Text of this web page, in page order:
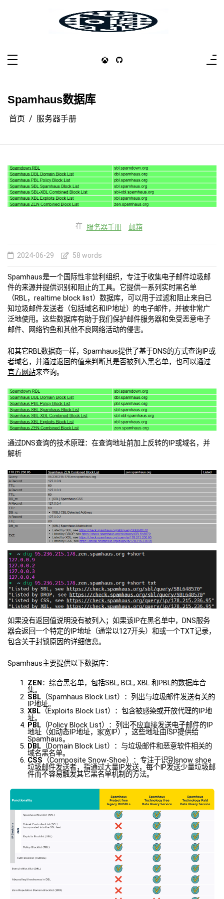
かべだ
Spamhaus数据库
首页 服务器手册
在 服务器手册 邮箱
2024-06-29 58 words
Spamhaus是一个国际性非营利组织，专注于收集电子邮件垃圾邮
件的来源并提供识别和阻止的工具。它提供一系列实时黑名单
（RBL，realtime block list）数据库，可以用于过滤和阻止来自已
知垃圾邮件发送者（包括域名和IP地址）的电子邮件，并被非常广
泛地使用。这些数据库有助于我们保护邮件服务器和免受恶意电子
邮件、网络钓鱼和其他不良网络活动的侵害。
和其它RBL数据商一样，Spamhaus提供了基于DNS的方式查询IP或
者域名，并通过返回的值来判断其是否被列入黑名单，也可以通过
官方网站来查询。
通过DNS查询的技术原理：在查询地址前加上反转的IP或域名，并
解析
如果没有返回值说明没有被列入；如果该IP在黑名单中，DNS服务
器会返回一个特定的IP地址（通常以127开头）和或一个TXT记录，
包含关于封锁原因的详细信息。
Spamhaus主要提供以下数据库：
ZEN ：综合黑名单，包括SBL, BCL, XBL 和PBL的数据库合
集。
SBL （Spamhaus Block List）：列出与垃圾邮件发送有关的
IP地址。
XBL （Exploits Block List）：包含被感染或开放代理的IP地
址。
PBL （Policy Block List）：列出不应直接发送电子邮件的IP
地址（如动态IP地址，家宽IP），这些地址由ISP提供给
Spamhaus。
DBL （Domain Block List）：与垃圾邮件和恶意软件相关的
域名黑名单。
CSS （Composite Snow-Shoe）：专注于识别snow shoe
垃圾邮件发送者，指通过大量IP发送，每个IP发送少量垃圾邮
件而不容易触发其它黑名单机制的方法。